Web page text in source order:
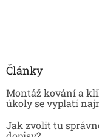
Články
Montáž kování a
úkoly se vyplatí
Jak zvolit tu